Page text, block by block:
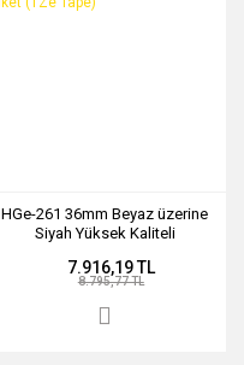
HGe-261 36mm Beyaz üzerine
Siyah Yüksek Kaliteli
7.916,19 TL
8.795,77 TL